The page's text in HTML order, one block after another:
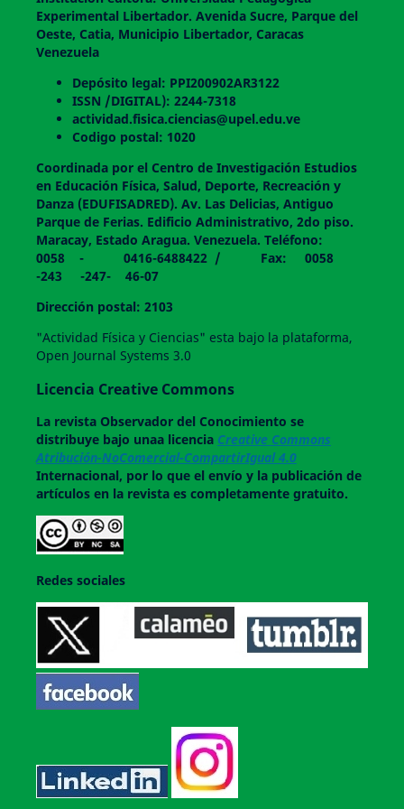
Experimental Libertador. Avenida Sucre, Parque del
Oeste, Catia, Municipio Libertador, Caracas
Venezuela
Depósito legal: PPI200902AR3122
ISSN /DIGITAL): 2244-7318
actividad.fisica.ciencias@upel.edu.ve
Codigo postal: 1020
Coordinada por el Centro de Investigación Estudios
en Educación Física, Salud, Deporte, Recreación y
Danza (EDUFISADRED). Av. Las Delicias, Antiguo
Parque de Ferias. Edificio Administrativo, 2do piso.
Maracay, Estado Aragua. Venezuela. Teléfono:
0058 - 0416-6488422 / Fax: 0058
-243 -247- 46-07
Dirección postal: 2103
"Actividad Física y Ciencias" esta bajo la plataforma,
Open Journal Systems 3.0
Licencia Creative Commons
La revistaObservador del Conocimiento se
distribuye bajo unaa licencia Creative Commons
Atribución-NoComercial-CompartirIgual 4.0
Internacional, por lo que el envío y la publicación de
artículos en la revista es completamente gratuito.
Redes sociales